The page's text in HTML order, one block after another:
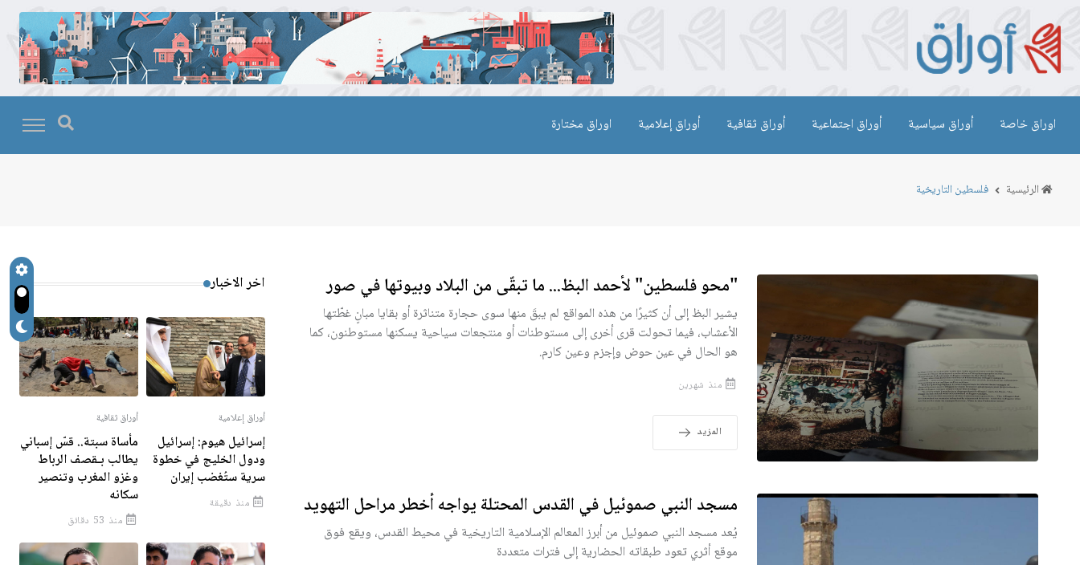
اوراق خاصة أوراق سياسية أوراق اجتماعية أوراق ثقافية أوراق إعلامية اوراق مختارة
الرئيسية فلسطين التاريخية
"محو فلسطين" لأحمد البظ... ما تبقّى من البلاد وبيوتها في صور
يشير البظ إلى أن كثيرًا من هذه المواقع لم يبقَ منها سوى حجارة متناثرة أو بقايا مبانٍ غطّتها
الأعشاب، فيما تحولت قرى أخرى إلى مستوطنات أو منتجعات سياحية يسكنها مستوطنون، كما
هو الحال في عين حوض وإجزم وعين كارم.
منذ شهرين
المزيد
مسجد النبي صموئيل في القدس المحتلة يواجه أخطر مراحل التهويد
يُعد مسجد النبي صموئيل من أبرز المعالم الإسلامية التاريخية في محيط القدس، ويقع فوق
موقع أثري تعود طبقاته الحضارية إلى فترات متعددة
اخر الاخبار
أوراق إعلامية
إسرائيل هيوم: إسرائيل
ودول الخليج في خطوة
سرية ستُغضب إيران
منذ دقيقة
أوراق ثقافية
مأساة سبتة.. قسّ إسباني
يطالب بـقصف الرباط
وغزو المغرب وتنصير
سكانه
منذ 53 دقائق